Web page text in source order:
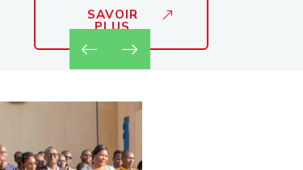
SAVOIR
PLUS